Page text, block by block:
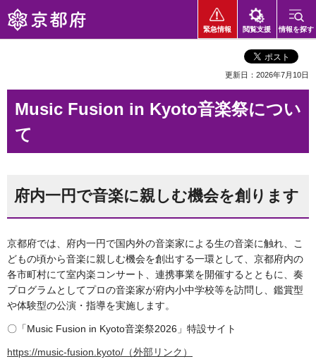
京都府
緊急情報 閲覧支援 情報を探す
更新日：2026年7月10日
Music Fusion in Kyoto音楽祭につい
て
府内一円で音楽に親しむ機会を創ります
京都府では、府内一円で国内外の音楽家による生の音楽に触れ、こ
どもの頃から音楽に親しむ機会を創出する一環として、京都府内の
各市町村にて室内楽コンサート、連携事業を開催するとともに、奏
プログラムとしてプロの音楽家が府内小中学校等を訪問し、鑑賞型
や体験型の公演・指導を実施します。
〇「Music Fusion in Kyoto音楽祭2026」特設サイト
https://music-fusion.kyoto/（外部リンク）